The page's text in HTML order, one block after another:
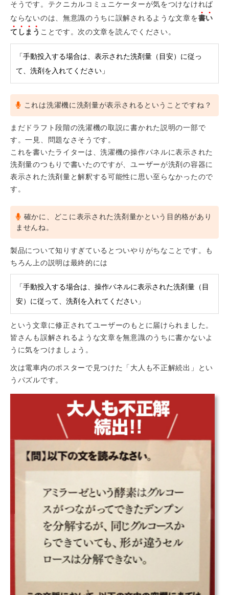
そうです。テクニカルコミュニケーターが気をつけなければ
ならないのは、無意識のうちに誤解されるような文章を書い
てしまう ことです。次の文章を読んでください。
「手動投入する場合は、表示された洗剤量（目安）に従っ
て、洗剤を入れてください」
これは洗濯機に洗剤量が表示されるということですね？
まだドラフト段階の洗濯機の取説に書かれた説明の一部で
す。一見、問題なさそうです。
これを書いたライターは、洗濯機の操作パネルに表示された
洗剤量のつもりで書いたのですが、ユーザーが洗剤の容器に
表示された洗剤量と解釈する可能性に思い至らなかったので
す。
確かに、どこに表示された洗剤量かという目的格があり
ませんね。
製品について知りすぎているとついやりがちなことです。も
ちろん上の説明は最終的には
「手動投入する場合は、操作パネルに表示された洗剤量（目
安）に従って、洗剤を入れてください」
という文章に修正されてユーザーのもとに届けられました。
皆さんも誤解されるような文章を無意識のうちに書かないよ
うに気をつけましょう。
次は電車内のポスターで見つけた「大人も不正解続出」とい
うパズルです。